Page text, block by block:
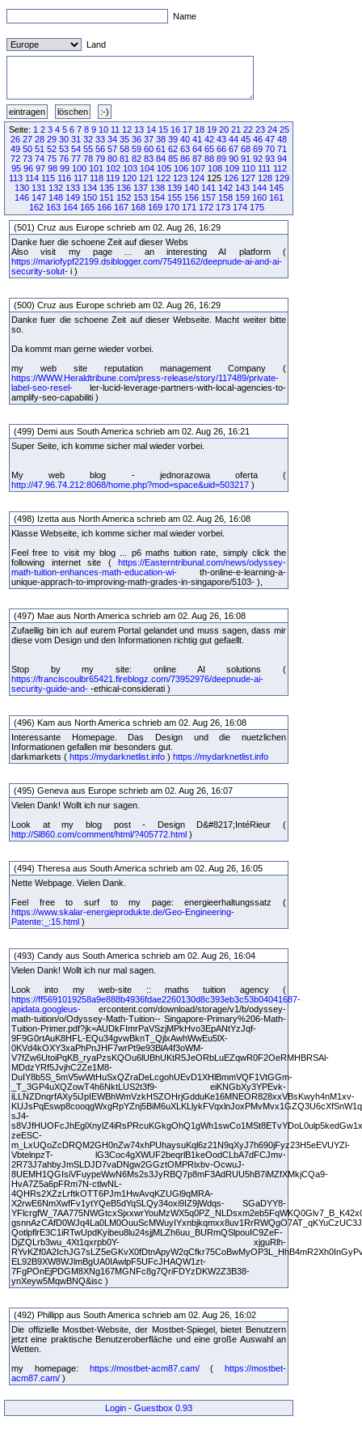
Name
Land
Seite: 1 2 3 4 5 6 7 8 9 10 11 12 13 14 15 16 17 18 19 20 21 22 23 24 25
26 27 28 29 30 31 32 33 34 35 36 37 38 39 40 41 42 43 44 45 46 47 48
49 50 51 52 53 54 55 56 57 58 59 60 61 62 63 64 65 66 67 68 69 70 71
72 73 74 75 76 77 78 79 80 81 82 83 84 85 86 87 88 89 90 91 92 93 94
95 96 97 98 99 100 101 102 103 104 105 106 107 108 109 110 111 112
113 114 115 116 117 118 119 120 121 122 123 124125 126 127 128 129
130 131 132 133 134 135 136 137 138 139 140 141 142 143 144 145
146 147 148 149 150 151 152 153 154 155 156 157 158 159 160 161
162 163 164 165 166 167 168 169 170 171 172 173 174 175
(501) Cruz aus Europe schrieb am 02. Aug 26, 16:29
Danke fuer die schoene Zeit auf dieser Webs
Also visit my page ... an interesting AI platform (
https://mariofypf22199.dsiblogger.com/75491162/deepnude-ai-and-ai-
security-solut- i )
(500) Cruz aus Europe schrieb am 02. Aug 26, 16:29
Danke fuer die schoene Zeit auf dieser Webseite. Macht weiter bitte
so.
Da kommt man gerne wieder vorbei.
my web site reputation management Company (
https://WWW.Heraldtribune.com/press-release/story/117489/private-
label-seo-resel- ler-lucid-leverage-partners-with-local-agencies-to-
amplify-seo-capabiliti )
(499) Demi aus South America schrieb am 02. Aug 26, 16:21
Super Seite, ich komme sicher mal wieder vorbei.
My web blog - jednorazowa oferta (
http://47.96.74.212:8068/home.php?mod=space&uid=503217 )
(498) Izetta aus North America schrieb am 02. Aug 26, 16:08
Klasse Webseite, ich komme sicher mal wieder vorbei.
Feel free to visit my blog ... p6 maths tuition rate, simply click the
following internet site ( https://Easterntribunal.com/news/odyssey-
math-tuition-enhances-math-education-wi- th-online-e-learning-a-
unique-apprach-to-improving-math-grades-in-singapore/5103- ),
(497) Mae aus North America schrieb am 02. Aug 26, 16:08
Zufaellig bin ich auf eurem Portal gelandet und muss sagen, dass mir
diese vom Design und den Informationen richtig gut gefaellt.
Stop by my site: online AI solutions (
https://franciscoulbr65421.fireblogz.com/73952976/deepnude-ai-
security-guide-and- -ethical-considerati )
(496) Kam aus North America schrieb am 02. Aug 26, 16:08
Interessante Homepage. Das Design und die nuetzlichen
Informationen gefallen mir besonders gut.
darkmarkets ( https://mydarknetlist.info ) https://mydarknetlist.info
(495) Geneva aus Europe schrieb am 02. Aug 26, 16:07
Vielen Dank! Wollt ich nur sagen.
Look at my blog post - Design D&#8217;IntéRieur (
http://Sl860.com/comment/html/?405772.html )
(494) Theresa aus South America schrieb am 02. Aug 26, 16:05
Nette Webpage. Vielen Dank.
Feel free to surf to my page: energieerhaltungssatz (
https://www.skalar-energieprodukte.de/Geo-Engineering-
Patente:_:15.html )
(493) Candy aus South America schrieb am 02. Aug 26, 16:04
Vielen Dank! Wollt ich nur mal sagen.
Look into my web-site :: maths tuition agency (
https://ff5691019258a9e888b4936fdae2260130d8c393eb3c53b04041687-
apidata.googleus- ercontent.com/download/storage/v1/b/odyssey-
math-tuition/o/Odyssey-Math-Tuition-- Singapore-Primary%206-Math-
Tuition-Primer.pdf?jk=AUDkFImrPaVSzjMPkHvo3EpANtYzJqf-
9F9G0rtAuK8HFL-EQu34gvwBknT_QjlxAwhWwEu5lX-
0KVd4kOXY3xaPhPnJHF7wrPt9e93BlA4f3oWM-
V7fZw6UtoiPqKB_ryaPzsKQOu6lUBhUKtR5JeORbLuEZqwR0F2OeRMHBRSAl-
MDdzYRf5JvjhC2Ze1M8-
DuIY8b5S_5mV5wWtHuSxQZraDeLcgohUEvD1XHlBmmVQF1VtGGm-
_T_3GP4uXQZowT4h6NktLUS2t3f9- eiKNGbXy3YPEvk-
iLLNZDnqrfAXy5iJpIEWBhWmVzkHSZOHrjGdduKe16MNEOR828xxVBsKwyh4nM1xv-
sJ4-
zeESC-
m_LxUQoZcDRQM2GH0nZw74xhPUhaysuKql6z21N9qXyJ7h690jFyz23H5eEVUYZl-
VbtelnpzT- lG3Coc4gXWUF2beqrlB1keOodCLbA7dFCJmv-
2R73J7ahbyJmSLDJD7vaDNgw2GGztOMPRixbv-OcwuJ-
8UEMH1QGIsiVFuypeWwN6Ms2s3JyRBQ7p8mF3AdRUU5hB7iMZfXMkjCQa9-
HvA7Z5a6pFRm7N-ctlwNL-
4QHRs2XZzLrftkOTT6PJm1HwAvqKZUGl9qMRA-
X2rwE6NmXwfFv1ytYQeB5dYqSLQy34oxi9IZ9jWdqs- SGaDYY8-
QotlpflrE3C1iRTwUpdKyibeu8lu24sjjMLZh6uu_BURmQSlpouIC9ZeF-
DjZQLrb3wu_4Xt1qxrpb0Y- xjguRlh-
EL92B9XW8WJlmBgUA0IAwlpF5UFcJHAQW1zt-
7FgPOnEjPDGM8XNg167MGNFc8g7QriFDYzDKW2Z3B38-
ynXeyw5MqwBNQ&isc )
(492) Phillipp aus South America schrieb am 02. Aug 26, 16:02
Die offizielle Mostbet-Website, der Mostbet-Spiegel, bietet Benutzern
jetzt eine praktische Benutzeroberfläche und eine große Auswahl an
Wetten.
my homepage: https://mostbet-acm87.cam/( https://mostbet-
acm87.cam/ )
Login - Guestbox 0.93